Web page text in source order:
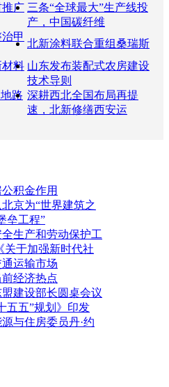
广 三条“全球最大”生产线投
产，中国碳纤维
甲
北新涂料联合重组桑瑞斯
料 山东发布装配式农房建设
技术导则
路 深耕西北全国布局再提
速，北新修缮西安运
积金作用
京为“世界建筑之
垒工程”
生产和劳动保护工
关于加强新时代社
运输市场
经济热点
建设部长圆桌会议
五五”规划》印发
与住房委员丹·约